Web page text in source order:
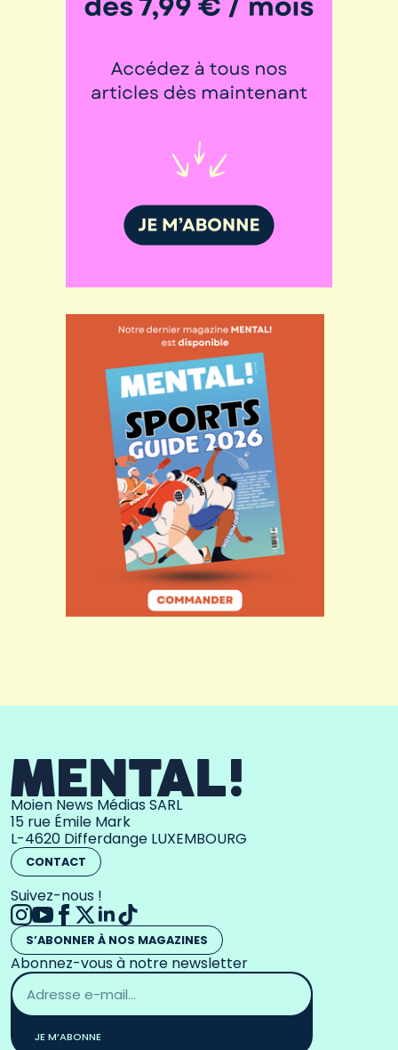
Moien News Médias SARL
15 rue Émile Mark
L-4620 Differdange LUXEMBOURG
CONTACT
Suivez-nous !
S’ABONNER À NOS MAGAZINES
Abonnez-vous à notre newsletter
Adresse
email
*
JE M’ABONNE